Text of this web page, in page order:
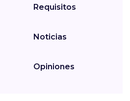
Requisitos
Noticias
Opiniones